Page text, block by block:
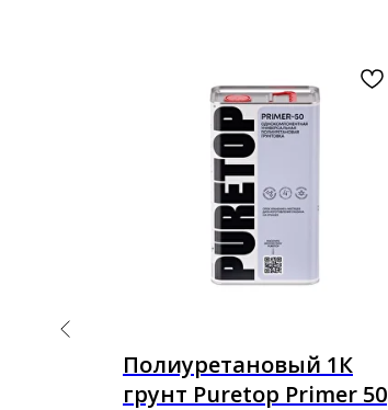
Полиуретановый 1К
грунт Puretop Primer 50